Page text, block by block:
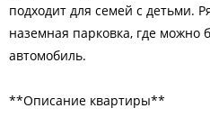
подходит для семей с детьми.
наземная парковка, где можно
автомобиль.
**Описание квартиры**